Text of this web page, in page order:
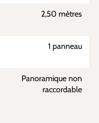
2,50 mètres
1 panneau
Panoramique non
raccordable